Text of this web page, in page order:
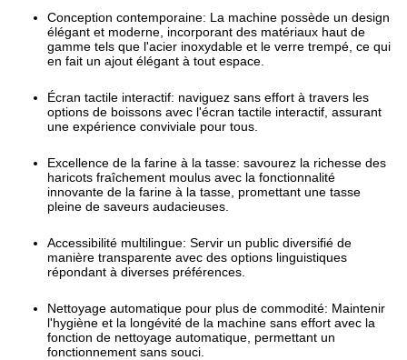
Conception contemporaine: La machine possède un design
élégant et moderne, incorporant des matériaux haut de
gamme tels que l'acier inoxydable et le verre trempé, ce qui
en fait un ajout élégant à tout espace.
Écran tactile interactif: naviguez sans effort à travers les
options de boissons avec l'écran tactile interactif, assurant
une expérience conviviale pour tous.
Excellence de la farine à la tasse: savourez la richesse des
haricots fraîchement moulus avec la fonctionnalité
innovante de la farine à la tasse, promettant une tasse
pleine de saveurs audacieuses.
Accessibilité multilingue: Servir un public diversifié de
manière transparente avec des options linguistiques
répondant à diverses préférences.
Nettoyage automatique pour plus de commodité: Maintenir
l'hygiène et la longévité de la machine sans effort avec la
fonction de nettoyage automatique, permettant un
fonctionnement sans souci.